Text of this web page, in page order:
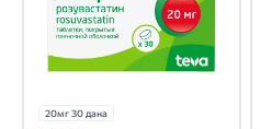
20мг 30 дана